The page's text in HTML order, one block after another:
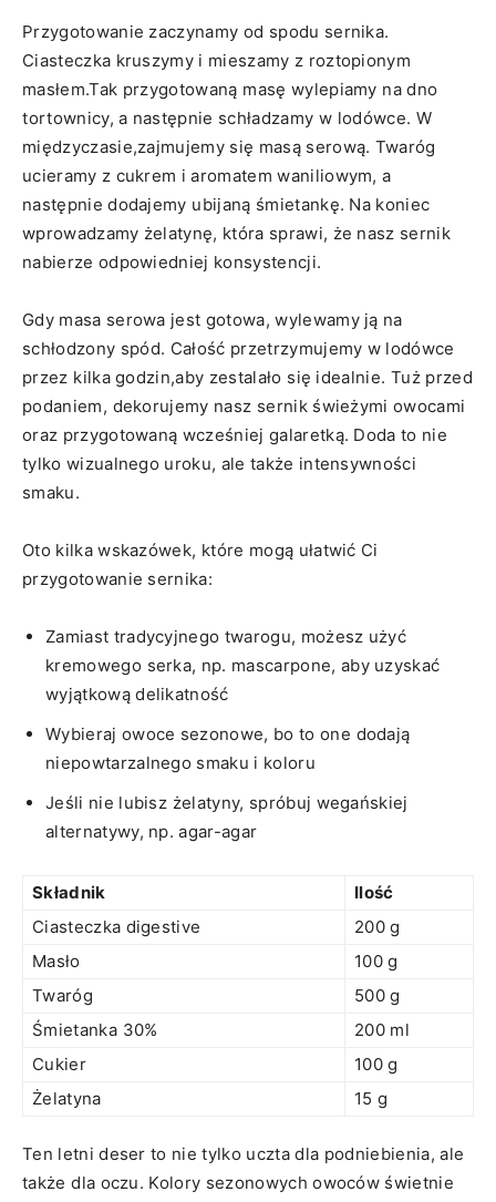
Przygotowanie zaczynamy‌ od⁢ spodu sernika.
Ciasteczka kruszymy i ‍mieszamy z roztopionym
masłem.Tak ⁢przygotowaną ⁣masę wylepiamy⁤ na‍ dno
⁣tortownicy, a następnie schładzamy ⁣w ⁤lodówce. W⁤
międzyczasie,zajmujemy się masą serową. Twaróg
ucieramy z cukrem i aromatem waniliowym, a
‌następnie dodajemy⁣ ubijaną śmietankę. Na koniec
wprowadzamy żelatynę, która sprawi, że​ nasz sernik
nabierze odpowiedniej konsystencji.
Gdy masa ‍serowa jest gotowa, wylewamy ją na
schłodzony⁢ spód. ‍Całość przetrzymujemy w‌ lodówce
przez⁢ kilka godzin,aby zestalało ⁢się idealnie.⁤ Tuż przed
podaniem,⁤ dekorujemy nasz⁢ sernik świeżymi owocami
oraz przygotowaną‍ wcześniej galaretką. Doda to nie
‍tylko wizualnego uroku, ale także intensywności
smaku.
Oto kilka wskazówek,⁤ które mogą ułatwić Ci
przygotowanie sernika:
Zamiast tradycyjnego twarogu, możesz użyć
kremowego ⁣serka, np. mascarpone, aby uzyskać
wyjątkową delikatność
Wybieraj ​owoce sezonowe, bo to one ⁣dodają
‌niepowtarzalnego smaku i koloru
Jeśli nie lubisz ⁣żelatyny, spróbuj wegańskiej
alternatywy, np. agar-agar
Składnik
Ilość
Ciasteczka digestive
200 g
Masło
100 g
Twaróg
500 g
Śmietanka ⁢30%
200 ml
Cukier
100 g
Żelatyna
15 g
Ten‌ letni deser‌ to nie tylko uczta dla⁢ podniebienia, ale
także ⁤dla oczu. Kolory sezonowych owoców świetnie